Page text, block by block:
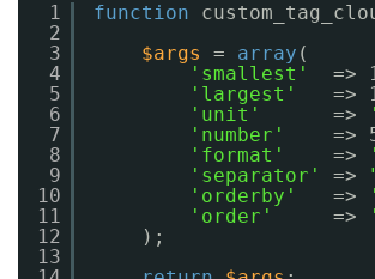
1
2
3
4
5
6
7
8
9
10
11
12
13
function
$args
= array (
'smallest'
=>
'largest'
=>
'unit'
=>
'number'
=>
'format'
=>
'separator'
=>
'orderby'
=>
'order'
=>
);